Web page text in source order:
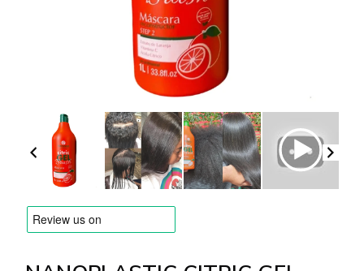
Livraison et Paiement
Questions fréquemment posées
Contactez nous
Commentaires